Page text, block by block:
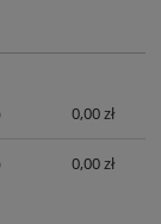
0,00 zł
0,00 zł